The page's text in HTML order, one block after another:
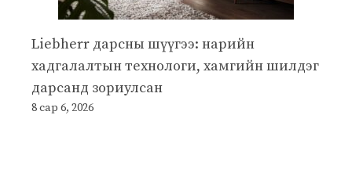
Liebherr дарсны шүүгээ: нарийн
хадгалалтын технологи, хамгийн шилдэг
дарсанд зориулсан
8 сар 6, 2026